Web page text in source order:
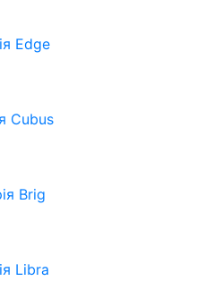
Edge
Cubus
Brig
Libra